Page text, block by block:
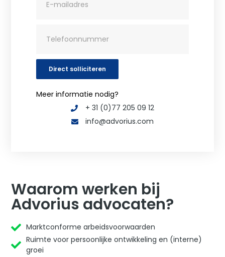
Direct solliciteren
Meer informatie nodig?
+ 31 (0)77 205 09 12
info@advorius.com
Waarom werken bij
Advorius advocaten?
Marktconforme arbeidsvoorwaarden
Ruimte voor persoonlijke ontwikkeling en (interne)
groei